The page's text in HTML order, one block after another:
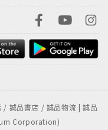
誠品書店 / 誠品物流 | 誠品
Corporation)